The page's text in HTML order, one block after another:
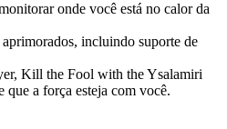
onde você está no calor da
incluindo suporte de
Kill the Fool with the Ysalamiri
que a força esteja com você.